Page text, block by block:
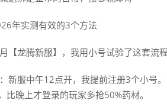
年实测有效的3个方法
【龙腾新服】，我用小号试验了这套流程
新服中午12点开，我提前注册3个小号
比晚上才登录的玩家多抢50%药材。